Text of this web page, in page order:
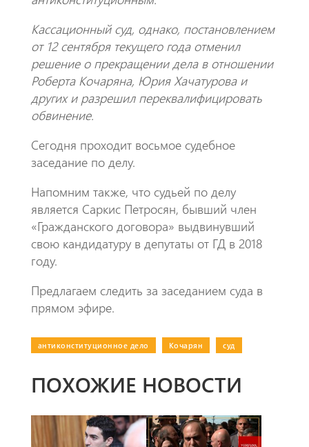
Кассационный суд, однако, постановлением
от 12 сентября текущего года отменил
решение о прекращении дела в отношении
Роберта Кочаряна, Юрия Хачатурова и
других и разрешил переквалифицировать
обвинение.
Сегодня проходит восьмое судебное
заседание по делу.
Напомним также, что судьей по делу
является Саркис Петросян, бывший член
«Гражданского договора» выдвинувший
свою кандидатуру в депутаты от ГД в 2018
году.
Предлагаем следить за заседанием суда в
прямом эфире.
антиконституционное дело Кочарян суд
ПОХОЖИЕ НОВОСТИ